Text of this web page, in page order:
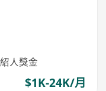
人獎金
$1K-24K/月